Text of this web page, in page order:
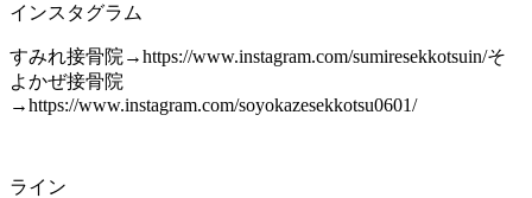
インスタグラム
すみれ接骨院 →https://www.instagram.com/sumiresekkotsuin/そ
よかぜ接骨院
→https://www.instagram.com/soyokazesekkotsu0601/
ライン